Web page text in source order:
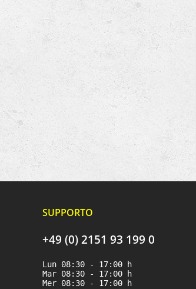
SUPPORTO
+49 (0) 2151 93 199 0
Lun 08:30 - 17:00 h
Mar 08:30 - 17:00 h
Mer 08:30 - 17:00 h